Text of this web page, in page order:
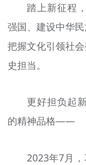
踏上新征程
强国、建设中华
把握文化引领社
史担当。
更好担负起
的精神品格——
2023年7月